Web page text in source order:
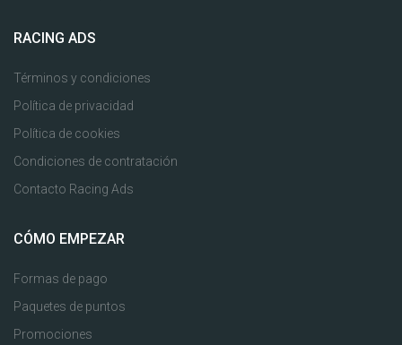
RACING ADS
Términos y condiciones
Política de privacidad
Política de cookies
Condiciones de contratación
Contacto Racing Ads
CÓMO EMPEZAR
Formas de pago
Paquetes de puntos
Promociones